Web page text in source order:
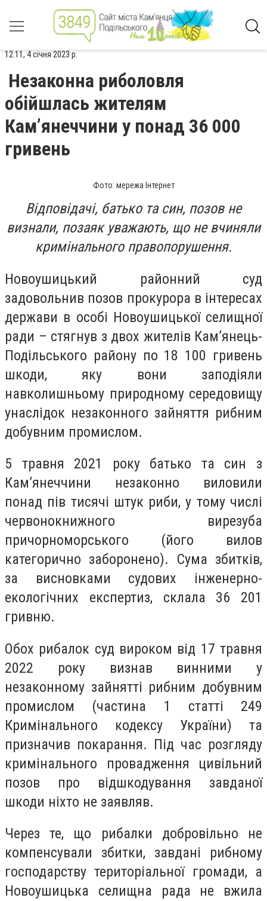
12:11, 4 січня 2023 р.
Незаконна риболовля
обійшлась жителям
Кам’янеччини у понад 36 000
гривень
Фото: мережа Інтернет
Відповідачі, батько та син, позов не
визнали, позаяк уважають, що не вчиняли
кримінального правопорушення.
Новоушицький районний суд
задовольнив позов прокурора в інтересах
держави в особі Новоушицької селищної
ради – стягнув з двох жителів Кам’янець-
Подільського району по 18 100 гривень
шкоди, яку вони заподіяли
навколишньому природному середовищу
унаслідок незаконного зайняття рибним
добувним промислом.
5 травня 2021 року батько та син з
Кам’янеччини незаконно виловили
понад пів тисячі штук риби, у тому числі
червонокнижного вирезуба
причорноморського (його вилов
категорично заборонено). Сума збитків,
за висновками судових інженерно-
екологічних експертиз, склала 36 201
гривню.
Обох рибалок суд вироком від 17 травня
2022 року визнав винними у
незаконному зайнятті рибним добувним
промислом (частина 1 статті 249
Кримінального кодексу України) та
призначив покарання. Під час розгляду
кримінального провадження цивільний
позов про відшкодування завданої
шкоди ніхто не заявляв.
Через те, що рибалки добровільно не
компенсували збитки, завдані рибному
господарству територіальної громади, а
Новоушицька селищна рада не вжила